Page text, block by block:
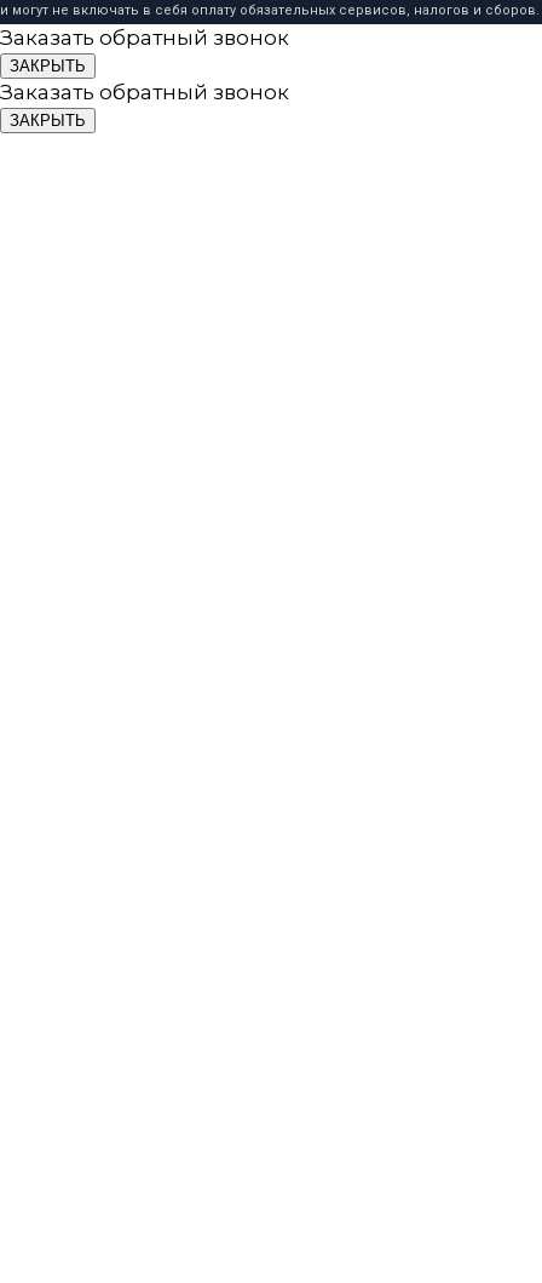
и могут не включать в себя оплату обязательных сервисов, налогов и сборов.
Заказать обратный звонок
ЗАКРЫТЬ
Заказать обратный звонок
ЗАКРЫТЬ